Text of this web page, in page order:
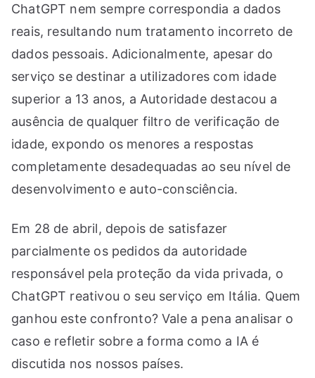
ChatGPT nem sempre correspondia a dados
reais, resultando num tratamento incorreto de
dados pessoais. Adicionalmente, apesar do
serviço se destinar a utilizadores com idade
superior a 13 anos, a Autoridade destacou a
ausência de qualquer filtro de verificação de
idade, expondo os menores a respostas
completamente desadequadas ao seu nível de
desenvolvimento e auto-consciência.
Em 28 de abril, depois de satisfazer
parcialmente os pedidos da autoridade
responsável pela proteção da vida privada, o
ChatGPT reativou o seu serviço em Itália. Quem
ganhou este confronto? Vale a pena analisar o
caso e refletir sobre a forma como a IA é
discutida nos nossos países.